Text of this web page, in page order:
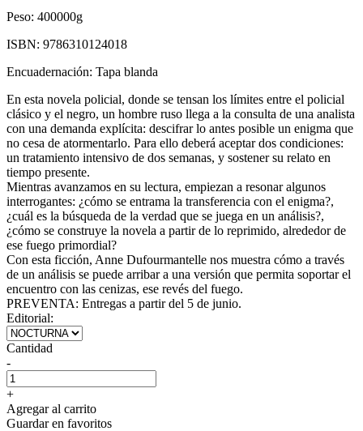
Peso: 400000g
ISBN: 9786310124018
Encuadernación: Tapa blanda
En esta novela policial, donde se tensan los límites entre el policial
clásico y el negro, un hombre ruso llega a la consulta de una analista
con una demanda explícita: descifrar lo antes posible un enigma que
no cesa de atormentarlo. Para ello deberá aceptar dos condiciones:
un tratamiento intensivo de dos semanas, y sostener su relato en
tiempo presente.
Mientras avanzamos en su lectura, empiezan a resonar algunos
interrogantes: ¿cómo se entrama la transferencia con el enigma?,
¿cuál es la búsqueda de la verdad que se juega en un análisis?,
¿cómo se construye la novela a partir de lo reprimido, alrededor de
ese fuego primordial?
Con esta ficción, Anne Dufourmantelle nos muestra cómo a través
de un análisis se puede arribar a una versión que permita soportar el
encuentro con las cenizas, ese revés del fuego.
PREVENTA: Entregas a partir del 5 de junio.
Editorial:
Cantidad
-
+
Agregar al carrito
Guardar en favoritos